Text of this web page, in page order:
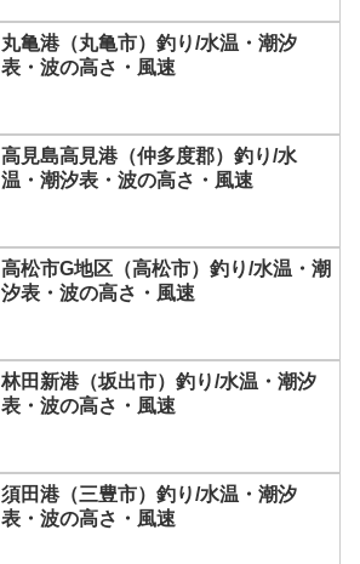
丸亀港（丸亀市）釣り/水温・潮汐
表・波の高さ・風速
高見島高見港（仲多度郡）釣り/水
温・潮汐表・波の高さ・風速
高松市G地区（高松市）釣り/水温・潮
汐表・波の高さ・風速
林田新港（坂出市）釣り/水温・潮汐
表・波の高さ・風速
須田港（三豊市）釣り/水温・潮汐
表・波の高さ・風速